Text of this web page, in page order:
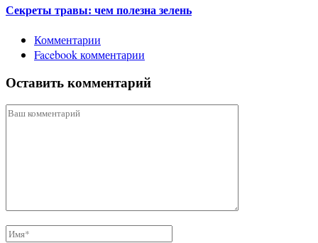
Секреты травы: чем полезна зелень
Комментарии
Facebook комментарии
Оставить комментарий